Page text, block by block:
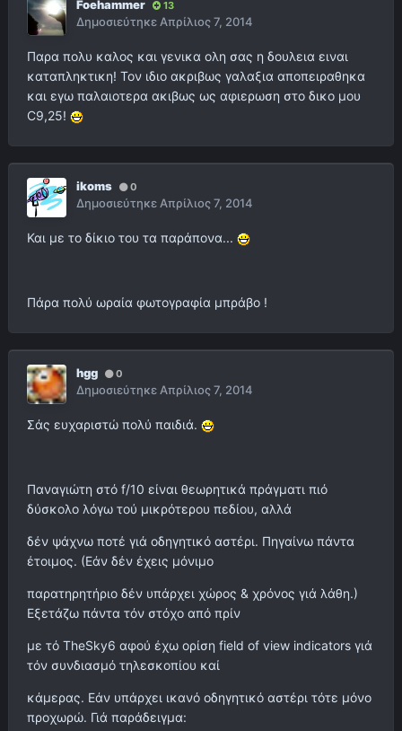
Foehammer 13
ΔημοσιεύτηκεΑπρίλιος 7, 2014
Παρα πολυ καλος και γενικα ολη σας η δουλεια ειναι
καταπληκτικη! Τον ιδιο ακριβως γαλαξια αποπειραθηκα
και εγω παλαιοτερα ακιβως ως αφιερωση στο δικο μου
C9,25!
ikoms 0
ΔημοσιεύτηκεΑπρίλιος 7, 2014
Και με το δίκιο του τα παράπονα...
Πάρα πολύ ωραία φωτογραφία μπράβο !
hgg 0
ΔημοσιεύτηκεΑπρίλιος 7, 2014
Σάς ευχαριστώ πολύ παιδιά.
Παναγιώτη στό f/10 είναι θεωρητικά πράγματι πιό
δύσκολο λόγω τού μικρότερου πεδίου, αλλά
δέν ψάχνω ποτέ γιά οδηγητικό αστέρι. Πηγαίνω πάντα
έτοιμος. (Εάν δέν έχεις μόνιμο
παρατηρητήριο δέν υπάρχει χώρος & χρόνος γιά λάθη.)
Εξετάζω πάντα τόν στόχο από πρίν
με τό TheSky6 αφού έχω ορίση field of view indicators γιά
τόν συνδιασμό τηλεσκοπίου καί
κάμερας. Εάν υπάρχει ικανό οδηγητικό αστέρι τότε μόνο
προχωρώ. Γιά παράδειγμα: